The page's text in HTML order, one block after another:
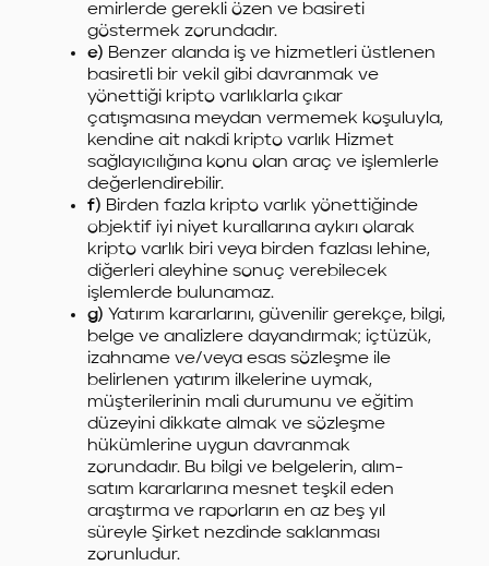
emirlerde gerekli özen ve basireti
göstermek zorundadır.
e) Benzer alanda iş ve hizmetleri üstlenen
basiretli bir vekil gibi davranmak ve
yönettiği kripto varlıklarla çıkar
çatışmasına meydan vermemek koşuluyla,
kendine ait nakdi kripto varlık Hizmet
sağlayıcılığına konu olan araç ve işlemlerle
değerlendirebilir.
f) Birden fazla kripto varlık yönettiğinde
objektif iyi niyet kurallarına aykırı olarak
kripto varlık biri veya birden fazlası lehine,
diğerleri aleyhine sonuç verebilecek
işlemlerde bulunamaz.
g) Yatırım kararlarını, güvenilir gerekçe, bilgi,
belge ve analizlere dayandırmak; içtüzük,
izahname ve/veya esas sözleşme ile
belirlenen yatırım ilkelerine uymak,
müşterilerinin mali durumunu ve eğitim
düzeyini dikkate almak ve sözleşme
hükümlerine uygun davranmak
zorundadır. Bu bilgi ve belgelerin, alım-
satım kararlarına mesnet teşkil eden
araştırma ve raporların en az beş yıl
süreyle Şirket nezdinde saklanması
zorunludur.